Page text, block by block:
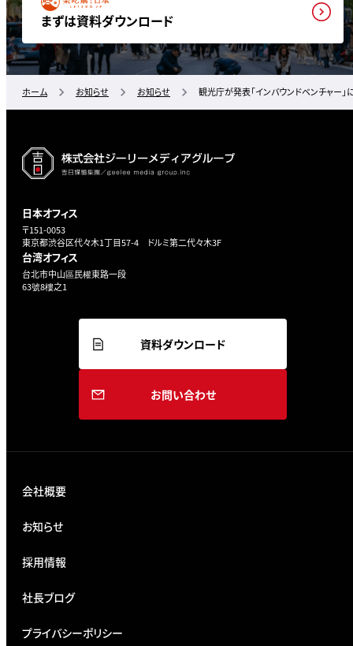
まずは資料ダウンロード
ホーム お知らせ お知らせ 観光庁が発表「インバウンドベンチャー」
日本オフィス
〒151-0053
東京都渋谷区代々木1丁目57-4 ドルミ第二代々木3F
台湾オフィス
台北市中山區民權東路一段
63號8樓之1
資料ダウンロード
お問い合わせ
会社概要
お知らせ
採用情報
社長ブログ
プライバシーポリシー